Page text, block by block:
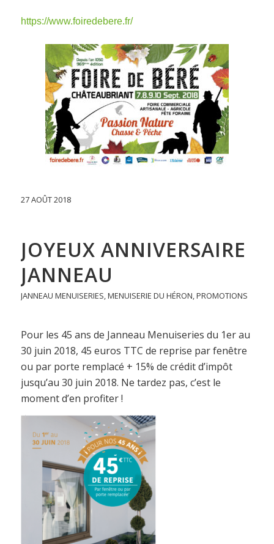
https://www.foiredebere.fr/
27 AOÛT 2018
JOYEUX ANNIVERSAIRE
JANNEAU
JANNEAU MENUISERIES MENUISERIE DU HÉRON PROMOTIONS
Pour les 45 ans de Janneau Menuiseries du 1er au
30 juin 2018, 45 euros TTC de reprise par fenêtre
ou par porte remplacé + 15% de crédit d’impôt
jusqu’au 30 juin 2018. Ne tardez pas, c’est le
moment d’en profiter !